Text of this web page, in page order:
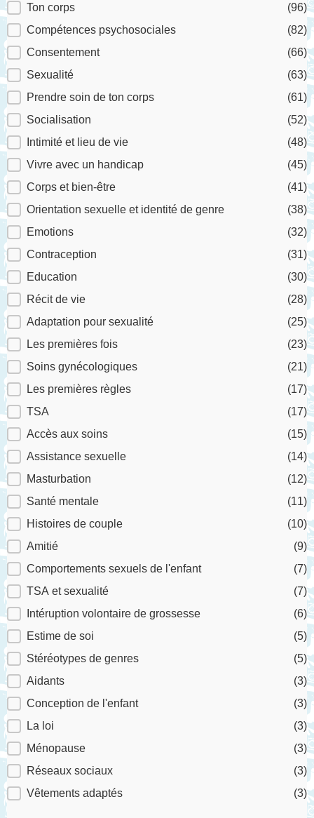
Ton corps
(96)
Compétences psychosociales
(82)
Consentement
(66)
Sexualité
(63)
Prendre soin de ton corps
(61)
Socialisation
(52)
Intimité et lieu de vie
(48)
Vivre avec un handicap
(45)
Corps et bien-être
(41)
Orientation sexuelle et identité de genre
(38)
Emotions
(32)
Contraception
(31)
Education
(30)
Récit de vie
(28)
Adaptation pour sexualité
(25)
Les premières fois
(23)
Soins gynécologiques
(21)
Les premières règles
(17)
TSA
(17)
Accès aux soins
(15)
Assistance sexuelle
(14)
Masturbation
(12)
Santé mentale
(11)
Histoires de couple
(10)
Amitié
(9)
Comportements sexuels de l'enfant
(7)
TSA et sexualité
(7)
Intéruption volontaire de grossesse
(6)
Estime de soi
(5)
Stéréotypes de genres
(5)
Aidants
(3)
Conception de l'enfant
(3)
La loi
(3)
Ménopause
(3)
Réseaux sociaux
(3)
Vêtements adaptés
(3)